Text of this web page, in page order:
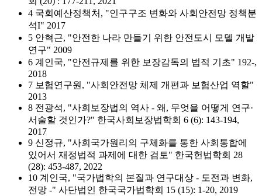
4 국회예산정책처, "인구구조 변화와 사회안전망 정책분
석I" 2017
5 안혁근, "안전한 나라 만들기 위한 안전도시 모델 개발
연구" 2009
6 계인국, "안전규제를 위한 보장감독의 법적 기초" 192-,
2018
7 보험연구원, "사회안전망 체제 개편과 보험산업 역할"
2013
8 전광석, "사회보장법의 역사 - 왜, 무엇을 어떻게 연구·
서술할 것인가?" 한국사회보장법학회 6 (6): 143-194,
2017
9 신정규, "사회국가원리의 구체화를 통한 사회통합에
있어서 재정법적 과제에 대한 검토" 한국헌법학회 28
(28): 453-487, 2022
10 계인국, "국가법학의 본질과 연구대상 - 도전과 변화,
전망 -" 사단법인 한국국가법학회 15 (15): 1-20, 2019